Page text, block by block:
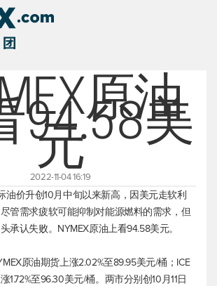
原油
94.58美
元
2022-11-04 16:19
油价升创10月中旬以来新高，因美元走软利
管需求疲软可能抑制对能源燃料的需求，但
承认失败。NYMEX原油上看94.58美元。
原油期货上涨2.02%至89.95美元/桶；ICE
1.72%至96.30美元/桶。两市分别创10月11日